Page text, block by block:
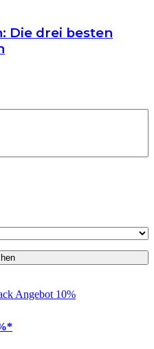
Die drei besten